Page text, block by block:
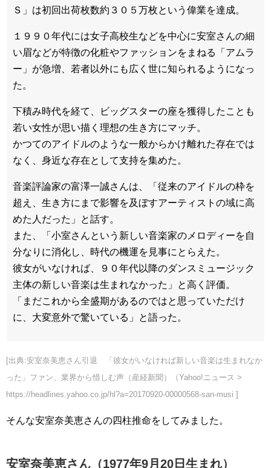
Ｓ」は初回出荷枚数約３０５万枚という偉業を達成。
１９９０年代には女子高校生などを中心に安室さんの細
い眉などが特徴の化粧やファッションをまねる「アムラ
ー」が急増、若者以外にも広く世に知られるようになっ
た。
下積み時代を経て、ビッグスターの座を獲得したことも
若い女性が思い描く理想の生き方にマッチ。
かつてのアイドルのような一般からかけ離れた存在では
なく、身近な存在として支持を集めた。
音楽評論家の富澤一誠さんは、「従来のアイドルの枠を
超え、生き方にまで影響を及ぼすアーティストの域に高
めた人だった」と話す。
また、「小室さんという新しい音楽家のメロディーを自
分なりに消化し、時代の機運を見事にとらえた。
彼女がいなければ、９０年代以降のダンスミュージック
主体の新しい音楽は生まれなかった」と高く評価。
「まだこれから全盛期があるのではと思っていただけ
に、大変意外で驚いている」と語った。
[出典:安室奈美恵さん引退 「彼女がいなければ新しい音楽は生まれなか
った」ファン、業界から惜しむ声（産経新聞）（Yahoo!ニュース >
https://headlines.yahoo.co.jp/hl?a=20170920-00000568-san-musi ]
そんな安室奈美恵さんの四柱推命をしてみました。
安室奈美恵さん（1977年9月20日生まれ）